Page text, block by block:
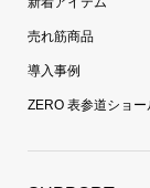
売れ筋商品
導入事例
ZERO 表参道ショー